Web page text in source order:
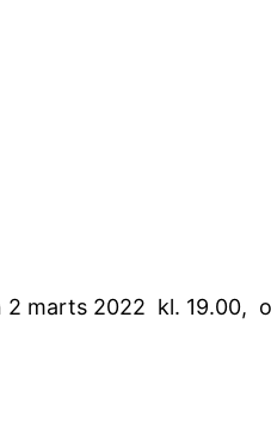
marts 2022 kl. 19.00,